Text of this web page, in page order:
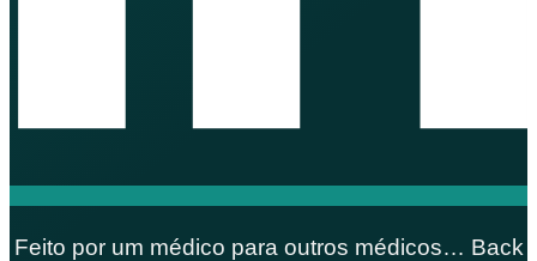
Feito por um médico para outros médicos… Back